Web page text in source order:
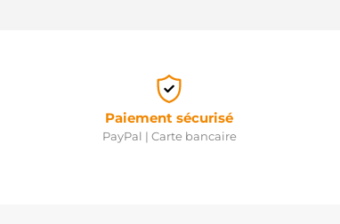
Paiement sécurisé
PayPal | Carte bancaire